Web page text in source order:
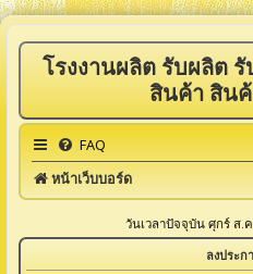
โรงงานผลิต รับผลิต
สินค้า สิน
FAQ
หน้าเว็บบอร์ด
วันเวลาปัจจุบัน ศุกร์ ส.
ลงประก